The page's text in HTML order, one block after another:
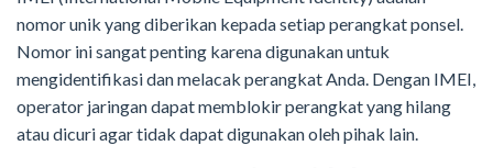
nomor unik yang diberikan kepada setiap perangkat ponsel.
Nomor ini sangat penting karena digunakan untuk
mengidentifikasi dan melacak perangkat Anda. Dengan IMEI,
operator jaringan dapat memblokir perangkat yang hilang
atau dicuri agar tidak dapat digunakan oleh pihak lain.